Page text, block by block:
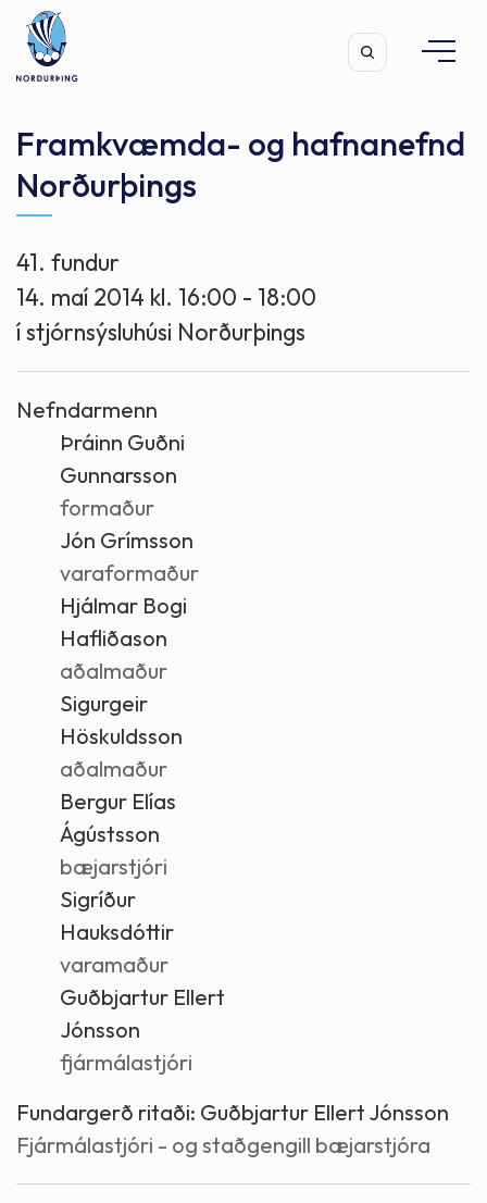
Leita
Framkvæmda- og hafnanefnd
Norðurþings
41. fundur
14. maí 2014 kl. 16:00 - 18:00
í stjórnsýsluhúsi Norðurþings
Nefndarmenn
Þráinn Guðni
Gunnarsson
formaður
Jón Grímsson
varaformaður
Hjálmar Bogi
Hafliðason
aðalmaður
Sigurgeir
Höskuldsson
aðalmaður
Bergur Elías
Ágústsson
bæjarstjóri
Sigríður
Hauksdóttir
varamaður
Guðbjartur Ellert
Jónsson
fjármálastjóri
Fundargerð ritaði: Guðbjartur Ellert Jónsson
Fjármálastjóri - og staðgengill bæjarstjóra